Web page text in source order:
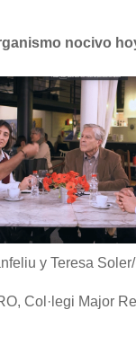
nocivo
y Teresa
Col·legi Major